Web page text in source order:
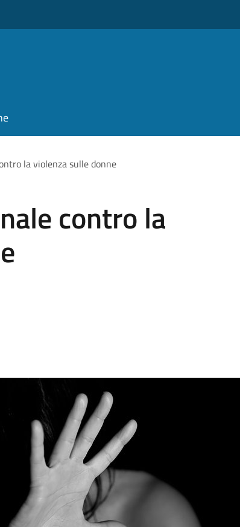
la violenza sulle donne
contro la